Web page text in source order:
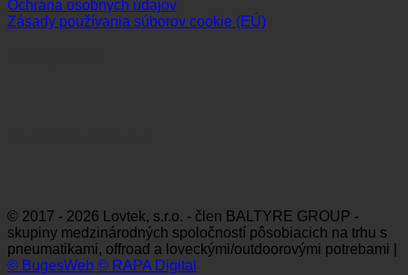
Ochrana osobných údajov
Zásady používania súborov cookie (EÚ)
© 2017 - 2026 Lovtek, s.r.o. - člen BALTYRE GROUP -
skupiny medzinárodných spoločností pôsobiacich na trhu s
pneumatikami, offroad a loveckými/outdoorovými potrebami |
© BugesWeb © RAPA Digital